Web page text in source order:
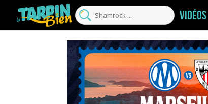
Vidéos